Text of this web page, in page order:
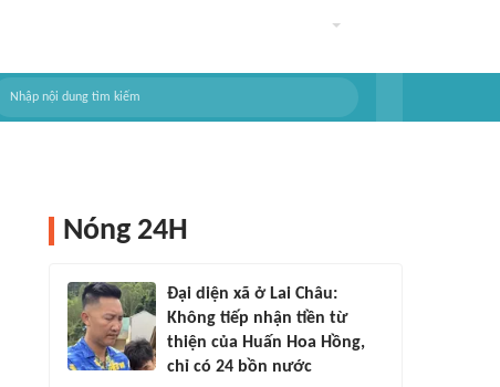
Nóng 24H
Đại diện xã ở Lai Châu:
Không tiếp nhận tiền từ
thiện của Huấn Hoa Hồng,
chỉ có 24 bồn nước